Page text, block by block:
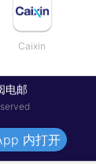
Caixin
电邮
内打开